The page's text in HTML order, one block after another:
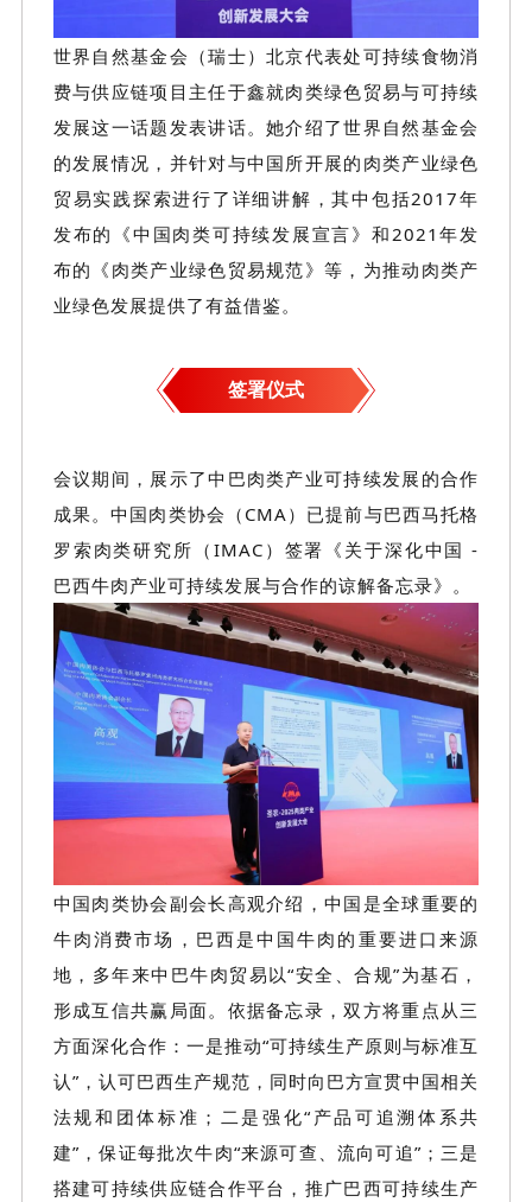
世界自然基金会（瑞士）北京代表处可持续食物消
费与供应链项目主任于鑫就肉类绿色贸易与可持续
发展这一话题发表讲话。她介绍了世界自然基金会
的发展情况，并针对与中国所开展的肉类产业绿色
贸易实践探索进行了详细讲解，其中 包括2017年
发布的《中国肉类可持续发展宣言》和2021年发
布的《肉类产业绿色贸易规范》等，为推动肉类产
业绿色发展提供了有益借鉴。
签署仪式
会议期间，展示了中巴肉类产业可持续发展的合作
成果。中国肉类协会（ CMA）已提前与巴西马托格
罗索肉类研究所（IMAC）签署《关于深化中国 -
巴西牛肉产业可持续发展与合作的谅解备忘录》。
中国肉类协会副会长高观介绍，中国是全球重要的
牛肉消费市场，巴西是中国牛肉的重要进口来源
地，多年来中巴牛肉贸易以“安全、合规”为基石，
形成互信共赢局面。依据备忘录，双方将重点从三
方面深化合作：一是推动“可持续生产原则与标准互
认”，认可巴西生产规范，同时向巴方宣贯中国相关
法规和团体标准；二是强化“产品可追溯体系共
建”，保证每批次牛肉“来源可查、流向可追”；三是
搭建可持续供应链合作平台，推广巴西可持续生产